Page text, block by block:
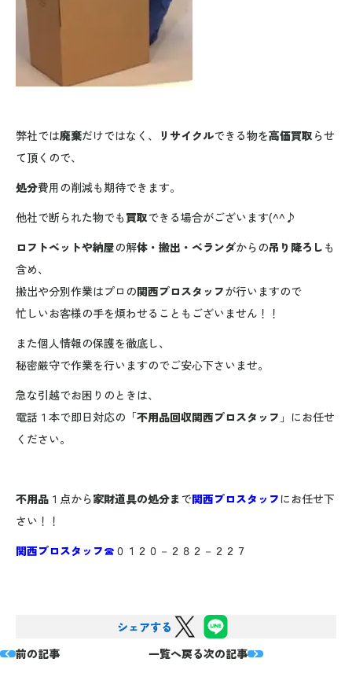
弊社では廃棄だけではなく、 リサイクルできる物を高価買取 らせ
て頂くので、
処分費用の削減も期待できます。
他社で断られた物でも買取できる場合がございます(^^♪
ロフトベットや納屋の解体・搬出・ベランダからの吊り降ろし も
含め、
搬出や分別作業はプロの関西プロスタッフが行いますので
忙しいお客様の手を煩わせることもございません！！
また個人情報の保護を徹底し、
秘密厳守で作業を行いますのでご安心下さいませ。
急な引越でお困りのときは、
電話１本で即日対応の「不用品回収関西プロスタッフ 」にお任せ
ください。
不用品 １点から家財道具の処分まで関西プロスタッフ にお任せ下
さい！！
関西プロスタッフ☎ ０１２０－２８２－２２７
シェアする
前の記事
一覧へ戻る次の記事